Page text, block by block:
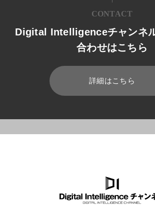
CONTACT
Digital Intelligenceチャンネ
合わせはこちら
詳細はこちら